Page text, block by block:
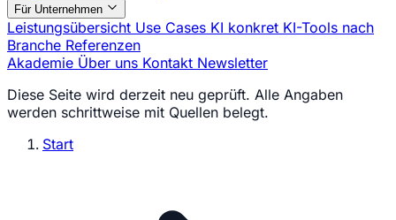
Für Unternehmen
Leistungsübersicht Use Cases KI konkret KI-Tools nach
Branche Referenzen
Akademie Über uns Kontakt Newsletter
Diese Seite wird derzeit neu geprüft. Alle Angaben
werden schrittweise mit Quellen belegt.
Start